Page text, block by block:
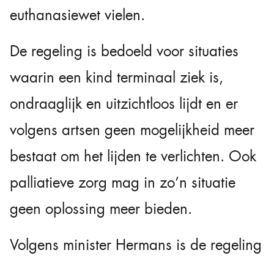
euthanasiewet vielen.
De regeling is bedoeld voor situaties
waarin een kind terminaal ziek is,
ondraaglijk en uitzichtloos lijdt en er
volgens artsen geen mogelijkheid meer
bestaat om het lijden te verlichten. Ook
palliatieve zorg mag in zo’n situatie
geen oplossing meer bieden.
Volgens minister Hermans is de regeling